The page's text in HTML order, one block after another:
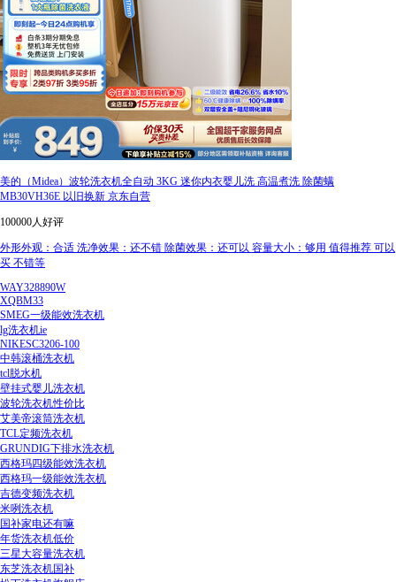
美的（Midea）波轮洗衣机全自动 3KG 迷你内衣婴儿洗 高温煮洗 除菌螨
MB30VH36E 以旧换新 京东自营
100000人好评
外形外观：合适 洗净效果：还不错 除菌效果：还可以 容量大小：够用 值得推荐 可以
买 不错等
WAY328890W
XQBM33
SMEG一级能效洗衣机
lg洗衣机ie
NIKESC3206-100
中韩滚桶洗衣机
tcl脱水机
壁挂式婴儿洗衣机
波轮洗衣机性价比
艾美帝滚筒洗衣机
TCL定频洗衣机
GRUNDIG下排水洗衣机
西格玛四级能效洗衣机
西格玛一级能效洗衣机
吉德变频洗衣机
米咧洗衣机
国补家电还有嘛
年货洗衣机低价
三星大容量洗衣机
东芝洗衣机国补